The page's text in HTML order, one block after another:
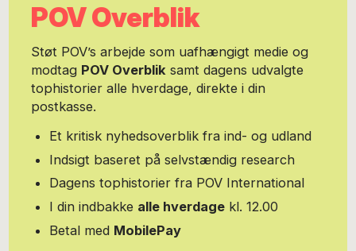
med fokus på social psychology. Hun har altid skrevet for kvinder
og som regel også om kvinder og emnerne har altid været de helt
ledelse. Hendes grundlæggende nysgerrighed har altid været på
menneskers liv, interageren, handlinger, motivationer og
erfaringer. Hun har igennem de sidste 20 års tid skrevet for en
lang række danske magasiner, en del ugeblade og et par aviser,
altid livsstilsstof. De første ti år med egen virksomhed hvor hun ud
over at levere til magasiner og ugeblade også lavede pr, branding
hun tilbragt på den anden side af bordet, overvejende i ledende
roller bla som forlagsdirektør i Chili Group, redaktionschef på
ugebladet SØNDAG, og sidst som chefredaktør for
modemagasinet IN hvor hun skabte et modemagasin med stor
journalistisk tyngde uden at gå på kompromis med præmissen.
Portrætfoto: Stine Heilmann
POV Overblik
Støt POV’s arbejde som uafhængigt medie og
modtag POV Overbliksamt dagens udvalgte
tophistorier alle hverdage, direkte i din
postkasse.
Et kritisk nyhedsoverblik fra ind- og udland
Indsigt baseret på selvstændig research
Dagens tophistorier fra POV International
I din indbakke alle hverdage kl. 12.00
Betal med MobilePay